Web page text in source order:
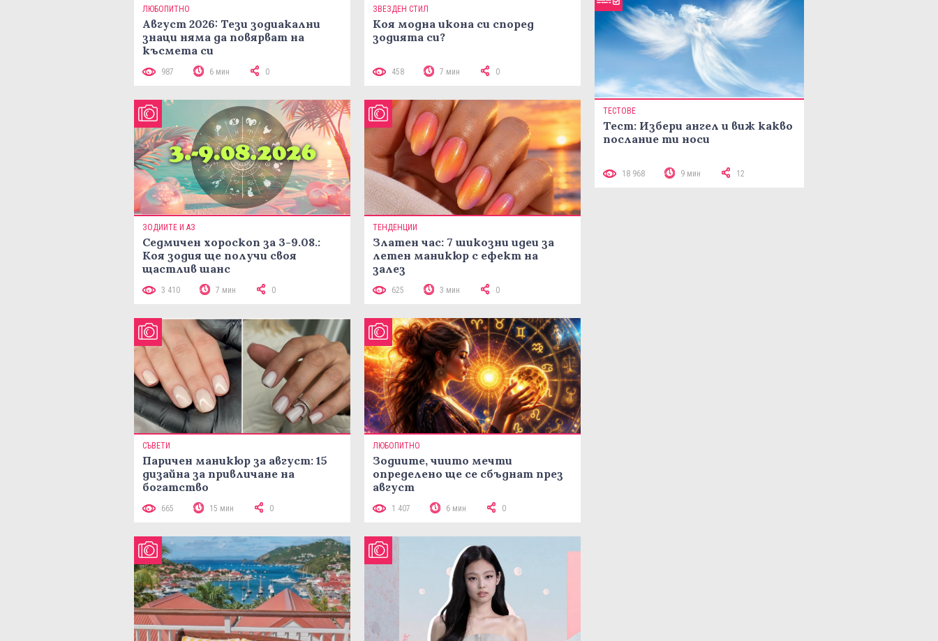
ЛЮБОПИТНО
Август 2026: Тези зодиакални
знаци няма да повярват на
късмета си
987 6 мин 0
ЗВЕЗДЕН СТИЛ
Коя модна икона си според
зодията си?
458 7 мин 0
ЗОДИИТЕ И АЗ
Седмичен хороскоп за 3-9.08.:
Коя зодия ще получи своя
щастлив шанс
3 410 7 мин 0
ТЕНДЕНЦИИ
Златен час: 7 шикозни идеи за
летен маникюр с ефект на
залез
625 3 мин 0
СЪВЕТИ
Паричен маникюр за август: 15
дизайна за привличане на
богатство
665 15 мин 0
ЛЮБОПИТНО
Зодиите, чиито мечти
определено ще се сбъднат през
август
1 407 6 мин 0
ТЕСТОВЕ
Тест: Избери ангел и виж какво
послание ти носи
18 968 9 мин 12